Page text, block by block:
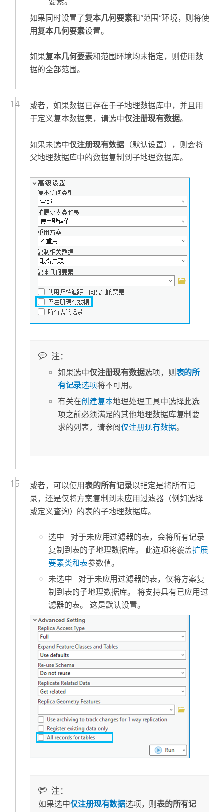
要素。
如果同时设置了复本几何要素和“范围”环境，则将使
用复本几何要素设置。
如果复本几何要素和范围环境均未指定，则使用数
据的全部范围。
或者，如果数据已存在于子地理数据库中，并且用
于定义复本数据集，请选中仅注册现有数据。
如果未选中仅注册现有数据（默认设置），则会将
父地理数据库中的数据复制到子地理数据库。
注：
如果选中仅注册现有数据选项，则 表的所
有记录选项将不可用。
有关在创建复本地理处理工具中选择此选
项之前必须满足的其他地理数据库复制要
求的列表，请参阅仅注册现有数据。
或者，可以使用表的所有记录以指定是将所有记
录，还是仅将方案复制到未应用过滤器（例如选择
或定义查询）的表的子地理数据库。
选中 - 对于未应用过滤器的表，会将所有记录
复制到表的子地理数据库。 此选项将覆盖扩展
要素类和表参数值。
未选中 - 对于未应用过滤器的表，仅将方案复
制到表的子地理数据库。 将支持具有已应用过
滤器的表。 这是默认设置。
注：
如果选中仅注册现有数据选项，则 表的所有记